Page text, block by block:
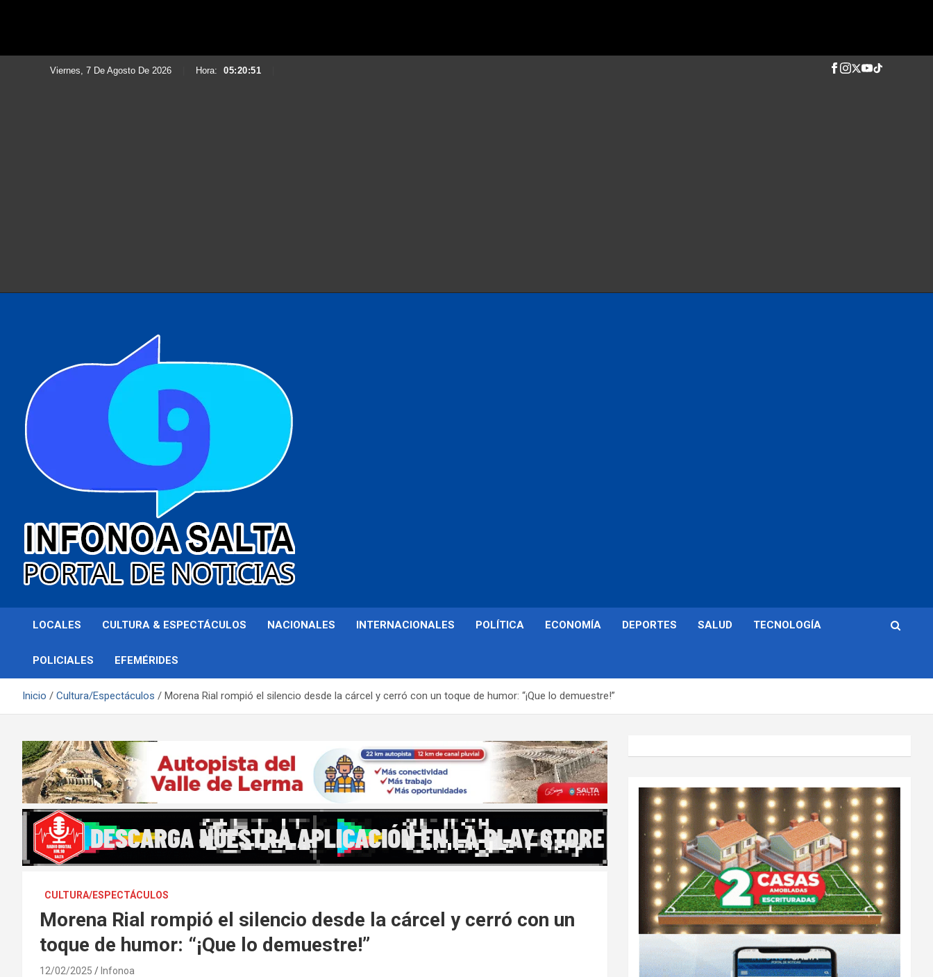
Viernes, 7 De Agosto De 2026 Hora: 05:20:53
Infonoa Salta
LOCALES CULTURA & ESPECTÁCULOS NACIONALES INTERNACIONALES POLÍTICA ECONOMÍA DEPORTES SALUD TECNOLOGÍA
POLICIALES EFEMÉRIDES
Inicio Cultura/Espectáculos Morena Rial rompió el silencio desde la cárcel y cerró con un toque de humor: “¡Que lo demuestre!”
CULTURA/ESPECTÁCULOS
Morena Rial rompió el silencio desde la cárcel y cerró con un
toque de humor: “¡Que lo demuestre!”
12/02/2025 Infonoa